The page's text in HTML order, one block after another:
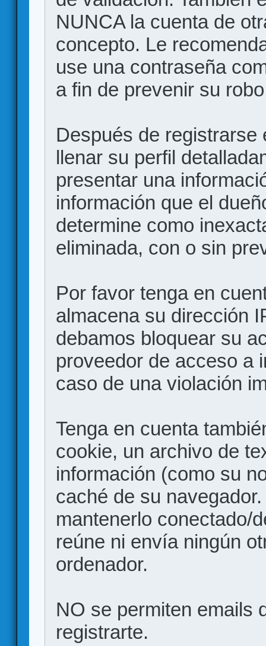
NUNCA la cuenta de
concepto. Le
use una contraseña
a fin de prevenir su
Después de registrarse
llenar su perfil
presentar una
información que el
determine como
eliminada, con o sin
Por favor tenga en
almacena su dirección
debamos bloquear su
proveedor de acceso a
caso de una violación
Tenga en cuenta
cookie, un archivo de
información (como su
caché de su
mantenerlo conectado/
reúne ni envía ningún
ordenador.
NO se permiten emails
registrarte.